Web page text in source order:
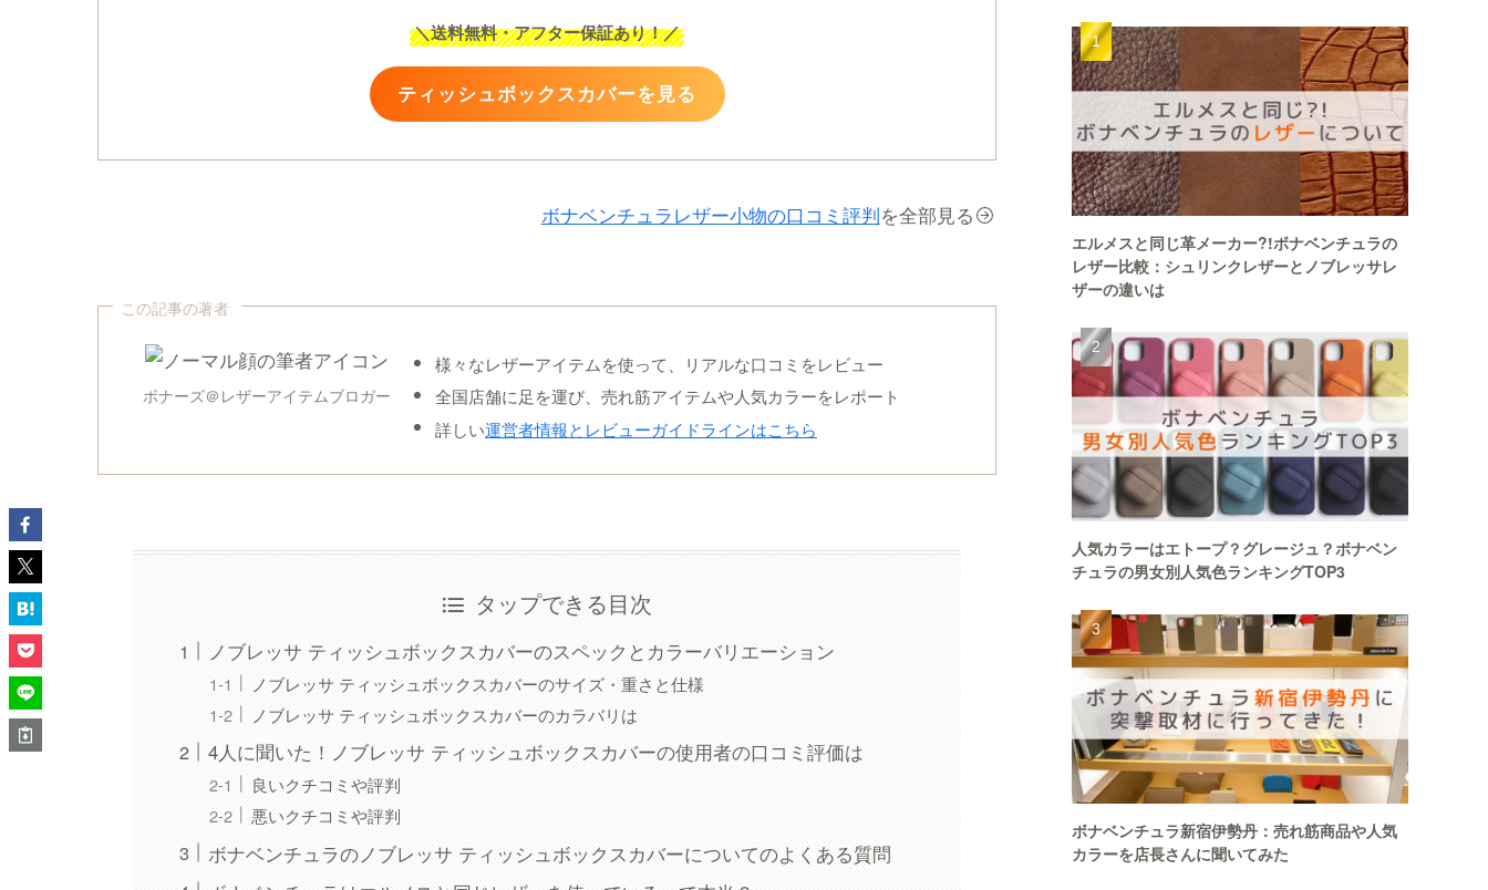
＼送料無料・アフター保証あり！／
ティッシュボックスカバーを見る
ボナベンチュラレザー小物の口コミ評判を全部見る
この記事の著者
ボナーズ＠レザーアイテムブロガー
様々なレザーアイテムを使って、リアルな口コミをレビュー
全国店舗に足を運び、売れ筋アイテムや人気カラーをレポート
詳しい運営者情報とレビューガイドラインはこちら
タップできる目次
ノブレッサ ティッシュボックスカバーのスペックとカラーバリエーション
ノブレッサ ティッシュボックスカバーのサイズ・重さと仕様
ノブレッサ ティッシュボックスカバーのカラバリは
4人に聞いた！ノブレッサ ティッシュボックスカバーの使用者の口コミ評価は
良いクチコミや評判
悪いクチコミや評判
ボナベンチュラのノブレッサ ティッシュボックスカバーについてのよくある質問
エルメスと同じ革メーカー?!ボナベンチュラの
レザー比較：シュリンクレザーとノブレッサレ
ザーの違いは
人気カラーはエトープ？グレージュ？ボナベン
チュラの男女別人気色ランキングTOP3
ボナベンチュラ新宿伊勢丹：売れ筋商品や人気
カラーを店長さんに聞いてみた